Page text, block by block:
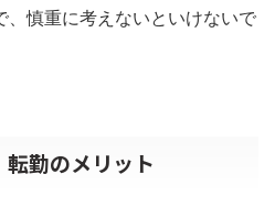
、慎重に考えないといけないで
転勤のメリット